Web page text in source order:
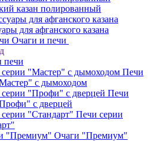
казан полированный
для афганского казана
Очаги и печи
печи
Печи
с дымоходом
Печи
с дверцей
Печи серии
Очаги "Премиум"